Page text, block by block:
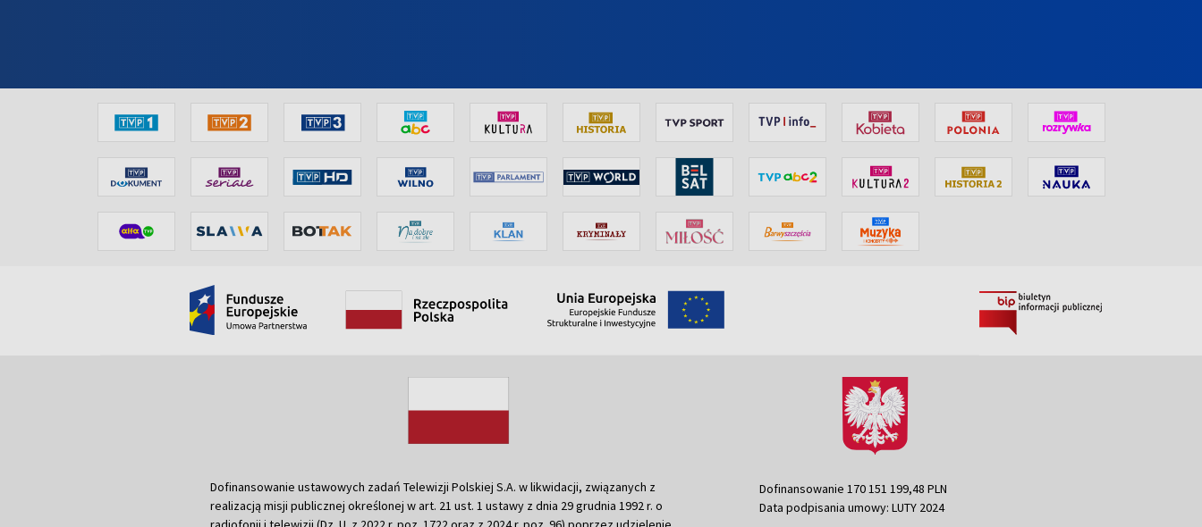
Dofinansowanie ustawowych zadań Telewizji Polskiej S.A. w likwidacji, związanych z
realizacją misji publicznej określonej w art. 21 ust. 1 ustawy z dnia 29 grudnia 1992 r. o
Dofinansowanie 170 151 199,48 PLN
Data podpisania umowy: LUTY 2024